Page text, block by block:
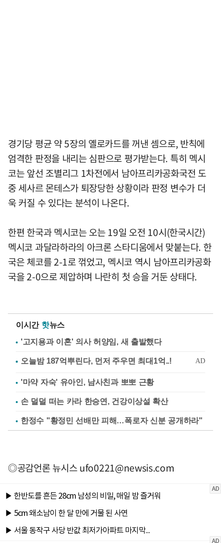
경기당 평균 약 5장의 옐로카드를 꺼낸 셈으로, 반칙에
엄격한 판정을 내리는 심판으로 평가받는다. 특히 멕시
코는 앞선 조별리그 1차전에서 남아프리카공화국전 도
중 세사르 몬테스가 퇴장당한 상황이라 판정 변수가 더
욱 커질 수 있다는 분석이 나온다.
한편 한국과 멕시코는 오는 19일 오전 10시(한국시간)
멕시코 과달라하라의 아크론 스타디움에서 맞붙는다. 한
국은 체코를 2-1로 꺾었고, 멕시코 역시 남아프리카공화
국을 2-0으로 제압하며 나란히 첫 승을 거둔 상태다.
이시간 핫뉴스
'고지용과 이혼' 의사 허양임, 새 출발했다
'마약 자숙' 유아인, 남사친과 뽀뽀 근황
손 덜덜 떠는 카라 한승연, 건강이상설 확산
한정수 "황정민 선배만 피해…폭로자 신분 공개하라"
◎공감언론 뉴시스ufo0221@newsis.com